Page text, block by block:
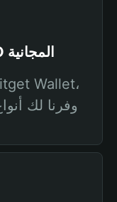
اربح توزيعات RAMBRO المجانية
وفرنا لك